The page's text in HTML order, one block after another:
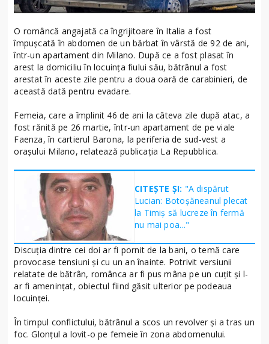
O româncă angajată ca îngrijitoare în Italia a fost
împușcată în abdomen de un bărbat în vârstă de 92 de ani,
într-un apartament din Milano. După ce a fost plasat în
arest la domiciliu în locuința fiului său, bătrânul a fost
arestat în aceste zile pentru a doua oară de carabinieri, de
această dată pentru evadare.
Femeia, care a împlinit 46 de ani la câteva zile după atac, a
fost rănită pe 26 martie, într-un apartament de pe viale
Faenza, în cartierul Barona, la periferia de sud-vest a
orașului Milano, relatează publicația La Repubblica.
CITEȘTE ȘI: "A dispărut
Lucian: Botoșăneanul plecat
la Timiș să lucreze în fermă
nu mai poa..."
Discuția dintre cei doi ar fi pornit de la bani, o temă care
provocase tensiuni și cu un an înainte. Potrivit versiunii
relatate de bătrân, românca ar fi pus mâna pe un cuțit și l-
ar fi amenințat, obiectul fiind găsit ulterior pe podeaua
locuinței.
În timpul conflictului, bătrânul a scos un revolver și a tras un
foc. Glonțul a lovit-o pe femeie în zona abdomenului.